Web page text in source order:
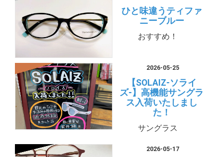
ひと味違うティファ
ニーブルー
おすすめ！
2026-05-25
【SOLAIZ-ソライ
ズ-】高機能サングラ
ス入荷いたしまし
た！
サングラス
2026-05-17